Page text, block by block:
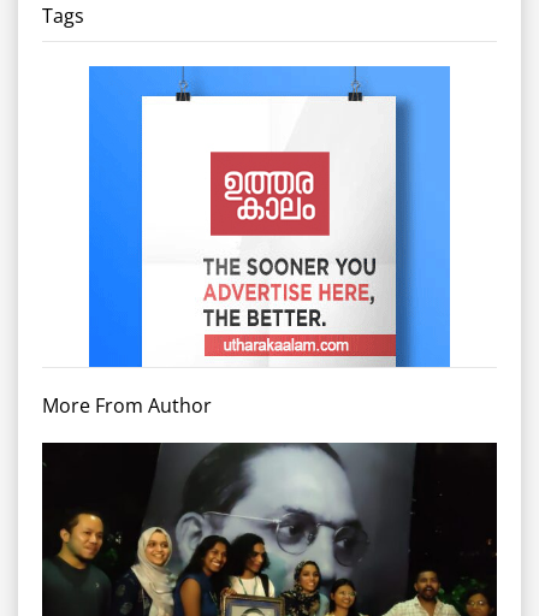
Tags
More From Author